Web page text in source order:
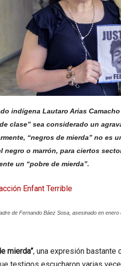
indígena Lautaro Arias
clase” sea considerado un
“negros de mierda” no es
negro o marrón, para ciertos
un “pobre de mierda”.
Enfant Terrible
de Fernando Báez Sosa, asesinado en
mierda”, una expresión bastante